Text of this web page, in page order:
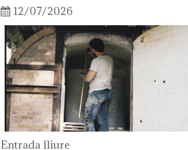
12/07/2026
Entrada lliure